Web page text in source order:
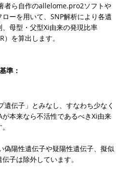
者ら自作のallelome.pro2ソフトや
ーを用いて、SNP解析により各遺
母型・父型Xi由来の発現比率
）を算出します。
準：
遺伝子」とみなし、すなわち少なく
本来なら不活性であるべきXi由来
偽陽性遺伝子や疑陽性遺伝子、擬似
子は除外しています。